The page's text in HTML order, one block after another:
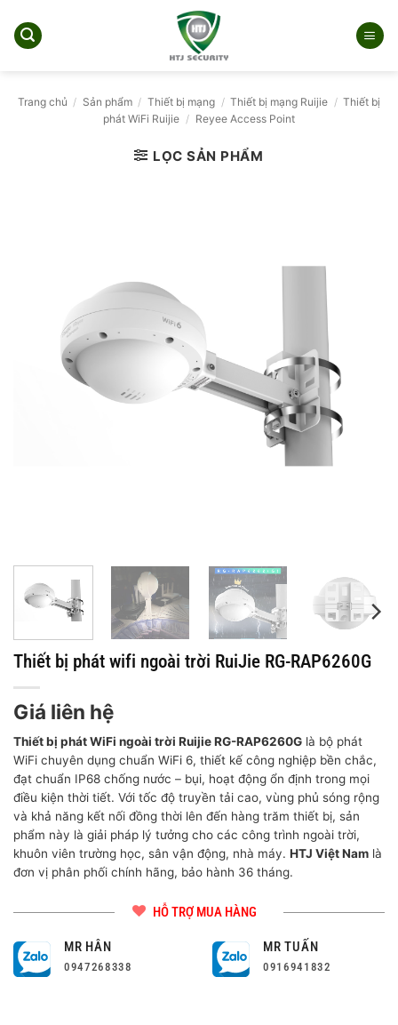
qua
Trang chủ / Sản phẩm / Thiết bị mạng / Thiết bị mạng Ruijie / Thiết bị
phát WiFi Ruijie / Reyee Access Point
LỌC SẢN PHẨM
Thiết bị phát wifi ngoài trời RuiJie RG-RAP6260G
Giá liên hệ
Thiết bị phát WiFi ngoài trời Ruijie RG-RAP6260G là bộ phát
WiFi chuyên dụng chuẩn WiFi 6, thiết kế công nghiệp bền chắc,
đạt chuẩn IP68 chống nước – bụi, hoạt động ổn định trong mọi
điều kiện thời tiết. Với tốc độ truyền tải cao, vùng phủ sóng rộng
và khả năng kết nối đồng thời lên đến hàng trăm thiết bị, sản
phẩm này là giải pháp lý tưởng cho các công trình ngoài trời,
khuôn viên trường học, sân vận động, nhà máy. HTJ Việt Nam là
đơn vị phân phối chính hãng, bảo hành 36 tháng.
HỖ TRỢ MUA HÀNG
MR HÂN
0947268338
MR TUẤN
0916941832